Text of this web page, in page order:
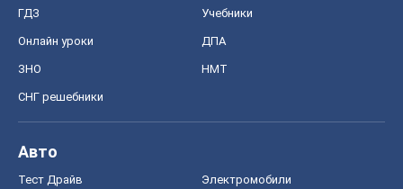
ГДЗ Учебники
Онлайн уроки ДПА
ЗНО НМТ
СНГ решебники
Авто
Тест Драйв Электромобили